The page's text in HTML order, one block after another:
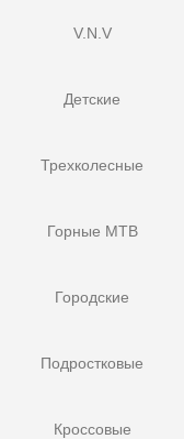
V.N.V
Детские
Трехколесные
Горные MTB
Городские
Подростковые
Кроссовые